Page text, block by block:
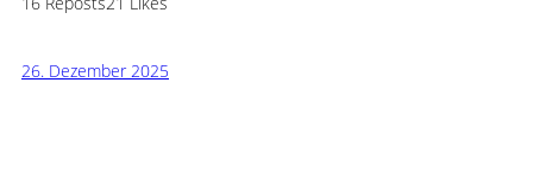
26. Dezember 2025